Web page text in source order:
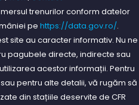
trenurilor conform datelor
pe https://data.gov.ro/.
site au caracter informativ. Nu ne
pagubele directe, indirecte sau
acestor informații. Pentru
pentru alte detalii, vă rugăm să
din stațiile deservite de CFR